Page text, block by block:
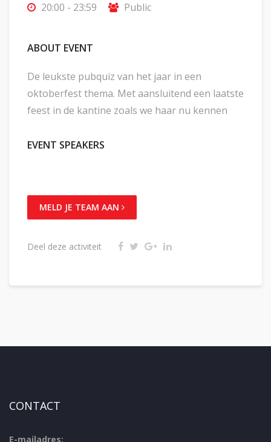
20:00 - 23:59 Public
ABOUT EVENT
De leukste pubquiz van het jaar in een
oktoberfest thema. Met aansluitend een laatste
feest in de kantine zoals we haar nu kennen
EVENT SPEAKERS
MELD JE TEAM AAN
Deel deze activiteit
CONTACT
E-mailadres: